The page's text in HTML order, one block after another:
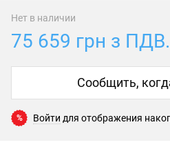
Нет в наличии
75 659 грн з ПДВ.
Сообщить,
% Войти для отображения